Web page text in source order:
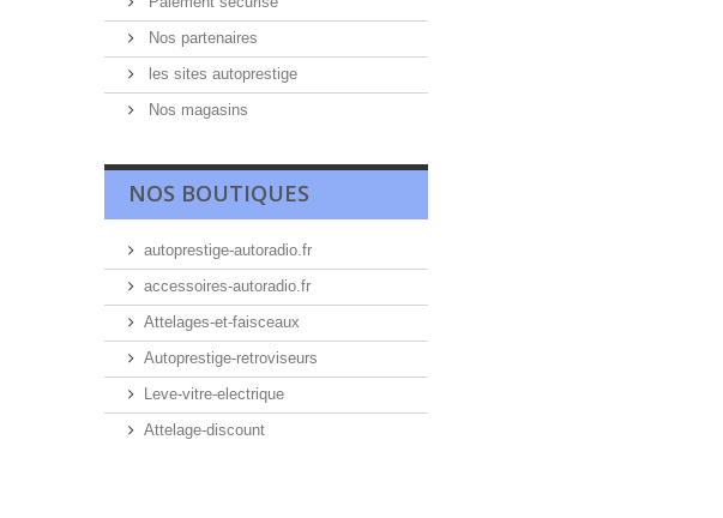
Nos partenaires
les sites autoprestige
Nos magasins
NOS BOUTIQUES
autoprestige-autoradio.fr
accessoires-autoradio.fr
Attelages-et-faisceaux
Autoprestige-retroviseurs
Leve-vitre-electrique
Attelage-discount